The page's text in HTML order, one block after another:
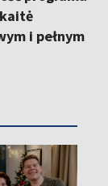
i pełnym